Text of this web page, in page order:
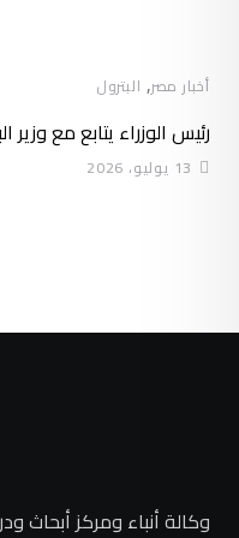
أخبار مصر, البترول
رئيس الوزراء يتابع مع
13 يوليو، 2026
وكالة أنباء ومركز أبحاث